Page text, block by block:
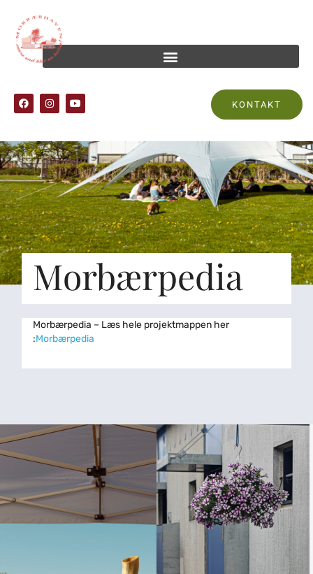
KONTAKT
Morbærpedia
Morbærpedia – Læs hele projektmappen her
:Morbærpedia